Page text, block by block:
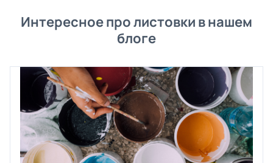
Интересное про листовки в нашем
блоге